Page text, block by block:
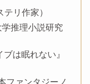
リ作家）
推理小説研究
は眠れない』
ファンタジーノ